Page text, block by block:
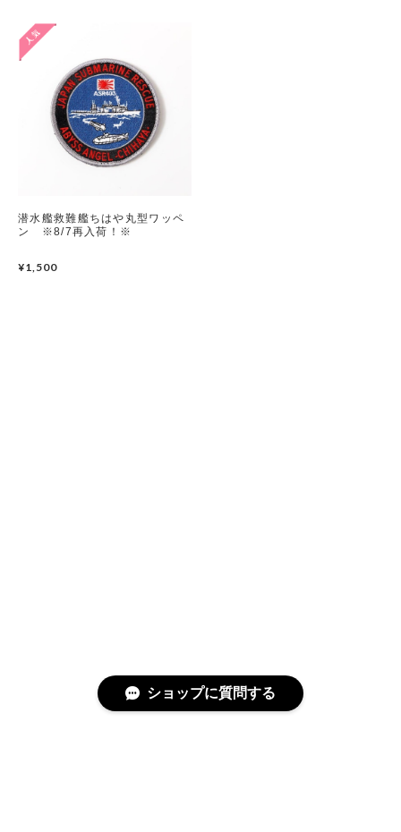
潜水艦救難艦ちはや丸型ワッペ
ン ※8/7再入荷！※
¥1,500
ショップに質問する